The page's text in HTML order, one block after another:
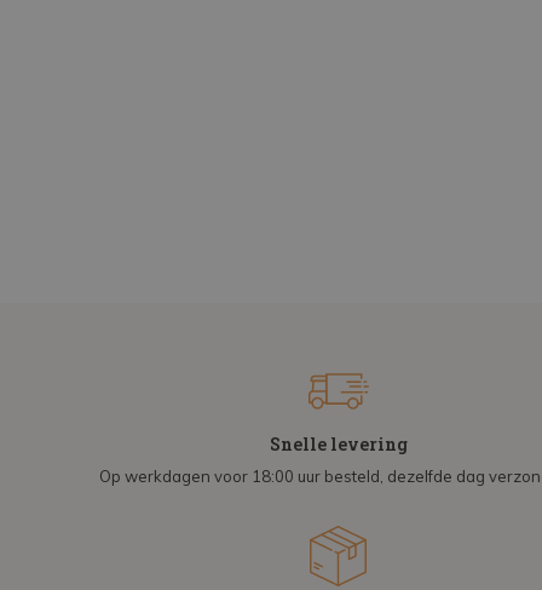
Snelle levering
Op werkdagen voor 18:00 uur besteld, dezelfde dag